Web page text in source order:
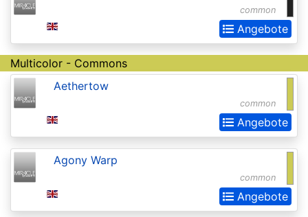
Betrayers
Kamigawa
Bloomburrow
Bloomburrow:
Born
of
the
Gods
common
Angebote
Multicolor - Commons
common
Aethertow
Angebote
common
Agony Warp
Angebote